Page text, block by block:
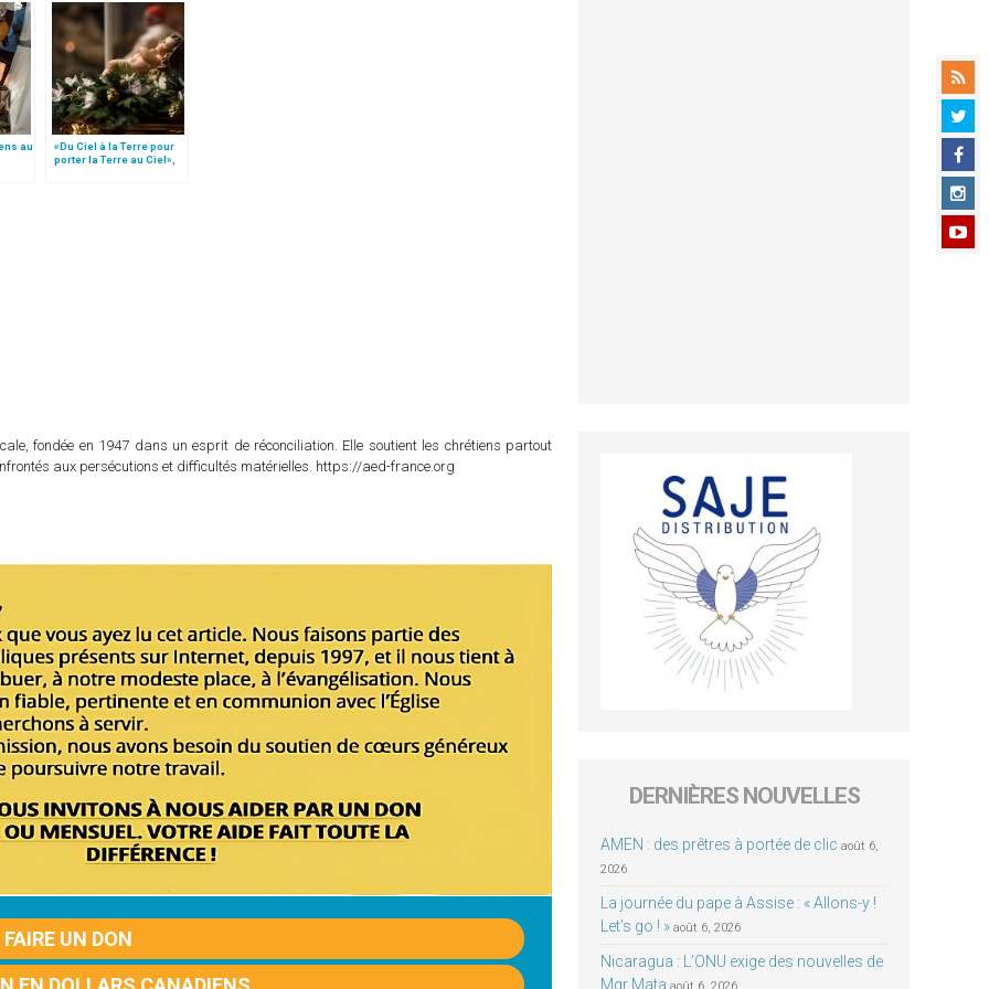
au
«Du Ciel à la Terre pour
porter la Terre au Ciel»,
fondée en 1947 dans un esprit de réconciliation. Elle soutient les chrétiens partout
aux persécutions et difficultés matérielles. https://aed-france.org
FAIRE UN DON
DERNIÈRES NOUVELLES
AMEN : des prêtres à portée de clic août 6,
2026
La journée du pape à Assise : « Allons-y !
Let’s go ! » août 6, 2026
Nicaragua : L’ONU exige des nouvelles de
Mgr Mata